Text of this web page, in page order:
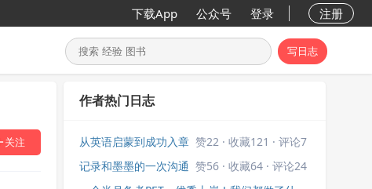
下载App 公众号 登录 注册
写日志
关注
作者热门日志
从英语启蒙到成功入章 赞22 · 收藏121 · 评论7
记录和墨墨的一次沟通 赞56 · 收藏64 · 评论24